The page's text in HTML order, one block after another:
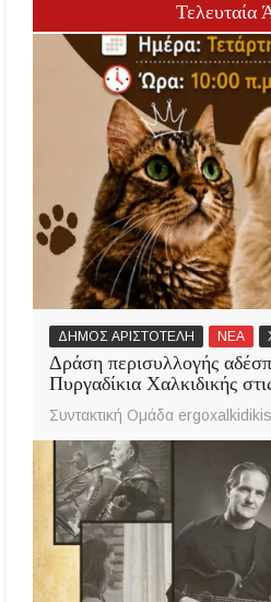
Τελευταία
ΔΗΜΟΣ ΑΡΙΣΤΟΤΕΛΗ ΝΕΑ
Δράση περισυλλογής
Πυργαδίκια Χαλκιδικής
Συντακτική Ομάδα